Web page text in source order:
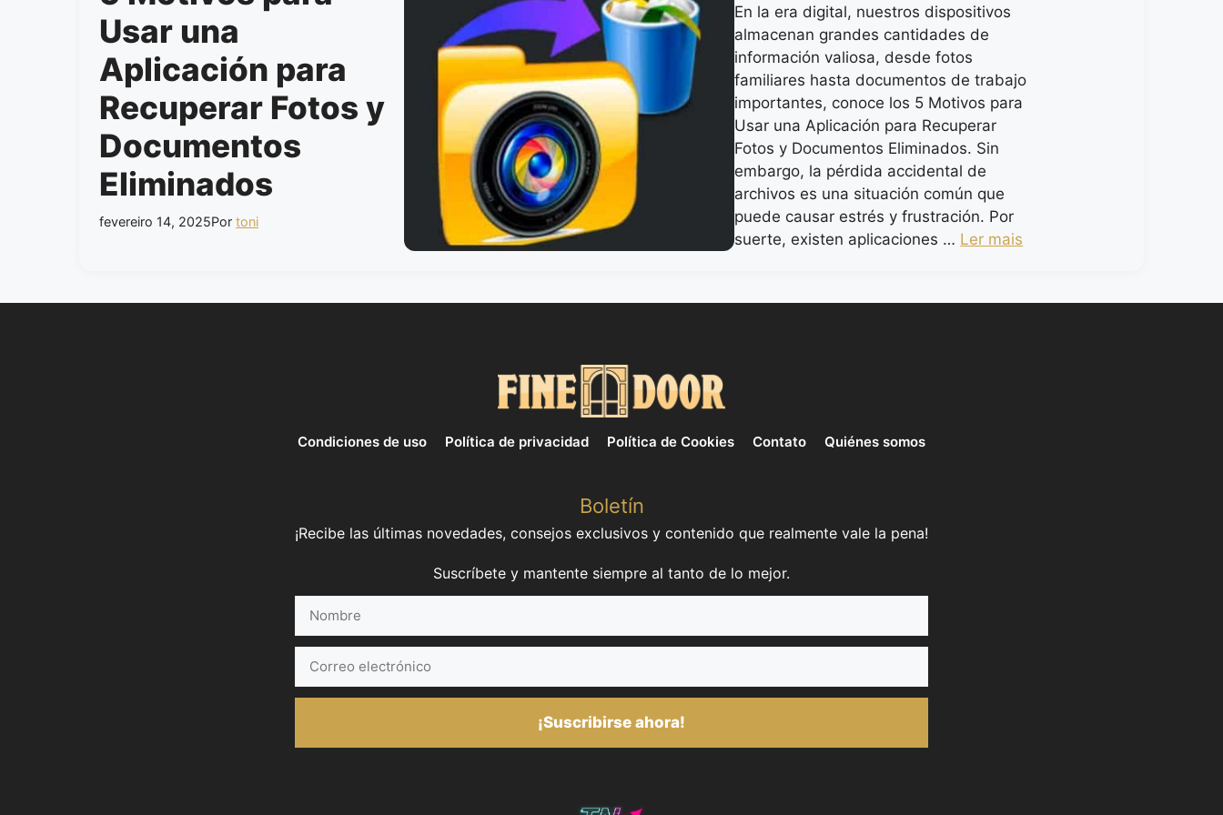
Usar una
Aplicación para
Recuperar Fotos y
Documentos
Eliminados
fevereiro 14, 2025Por toni
En la era digital, nuestros dispositivos
almacenan grandes cantidades de
información valiosa, desde fotos
familiares hasta documentos de trabajo
importantes, conoce los 5 Motivos para
Usar una Aplicación para Recuperar
Fotos y Documentos Eliminados. Sin
embargo, la pérdida accidental de
archivos es una situación común que
puede causar estrés y frustración. Por
suerte, existen aplicaciones … Ler mais
Condiciones de uso Política de privacidad Política de Cookies Contato Quiénes somos
Boletín
¡Recibe las últimas novedades, consejos exclusivos y contenido que realmente vale la pena!
Suscríbete y mantente siempre al tanto de lo mejor.
electrónico
¡Suscribirse ahora!